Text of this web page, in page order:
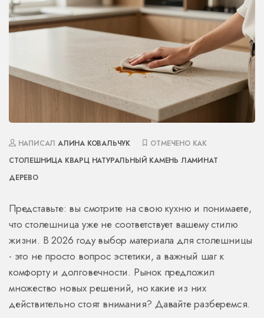
НАПИСАЛАЛИНА КОВАЛЬЧУК
ОТМЕЧЕНО КАК
СТОЛЕШНИЦА КВАРЦ НАТУРАЛЬНЫЙ КАМЕНЬ ЛАМИНАТ
ДЕРЕВО
Представьте: вы смотрите на свою кухню и понимаете,
что столешница уже не соответствует вашему стилю
жизни. В 2026 году выбор материала для столешницы
- это не просто вопрос эстетики, а важный шаг к
комфорту и долговечности. Рынок предложил
множество новых решений, но какие из них
действительно стоят внимания? Давайте разберемся.